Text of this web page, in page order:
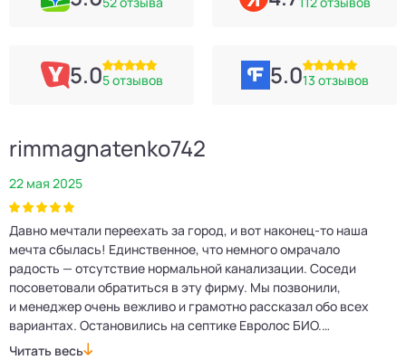
5.05 отзывов 5.013 отзывов
rimmagnatenko742
22 мая 2025
Давно мечтали переехать за город, и вот наконец‑то наша
мечта сбылась! Единственное, что немного омрачало
радость — отсутствие нормальной канализации. Соседи
посоветовали обратиться в эту фирму. Мы позвонили,
и менеджер очень вежливо и грамотно рассказал обо всех
вариантах. Остановились на септике Евролос БИО.
Монтажники приехали вовремя, установили всё быстро
Читать весь